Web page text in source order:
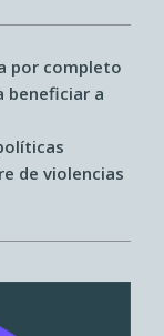
por completo
beneficiar a
de violencias